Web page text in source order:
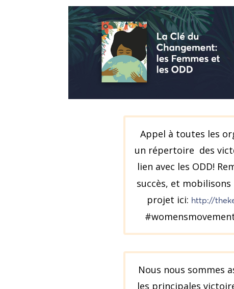
Appel à toutes les
un répertoire des
lien avec les ODD!
succès, et
projet ici: http://
Nous nous sommes
les principales